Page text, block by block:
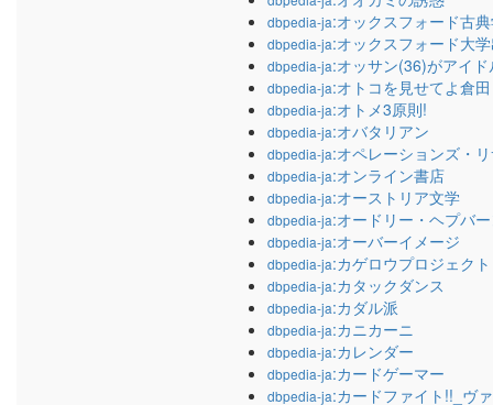
dbpedia-ja:オックスフォード古
dbpedia-ja:オックスフォード大
dbpedia-ja:オッサン(36)がアイ
dbpedia-ja:オトコを見せてよ倉
dbpedia-ja:オトメ3原則!
dbpedia-ja:オバタリアン
dbpedia-ja:オペレーションズ・
dbpedia-ja:オンライン書店
dbpedia-ja:オーストリア文学
dbpedia-ja:オードリー・ヘプバ
dbpedia-ja:オーバーイメージ
dbpedia-ja:カゲロウプロジェクト
dbpedia-ja:カタックダンス
dbpedia-ja:カダル派
dbpedia-ja:カニカーニ
dbpedia-ja:カレンダー
dbpedia-ja:カードゲーマー
dbpedia-ja:カードファイト!!_ヴ